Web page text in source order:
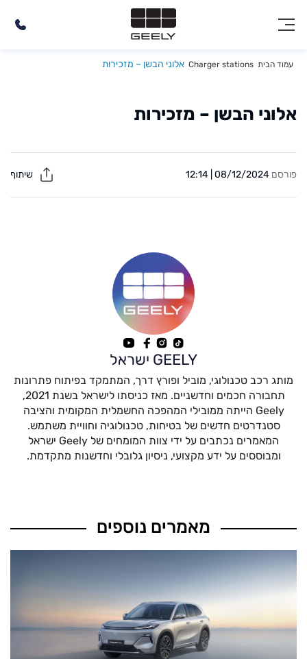
עמוד הבית Charger stations אלוני הבשן – מזכירות
אלוני הבשן – מזכירות
פורסם 08/12/2024 | 12:14
GEELY ישראל
מותג רכב טכנולוגי, מוביל ופורץ דרך, המתמקד בפיתוח פתרונות
תחבורה חכמים וחדשניים. מאז כניסתו לישראל בשנת 2021,
Geely הייתה ממובילי המהפכה החשמלית המקומית והציבה
סטנדרטים חדשים של בטיחות, טכנולוגיה וחוויית משתמש.
המאמרים נכתבים על ידי צוות המומחים של Geely ישראל
ומבוססים על ידע מקצועי, ניסיון גלובלי וחדשנות מתקדמת.
מאמרים נוספים